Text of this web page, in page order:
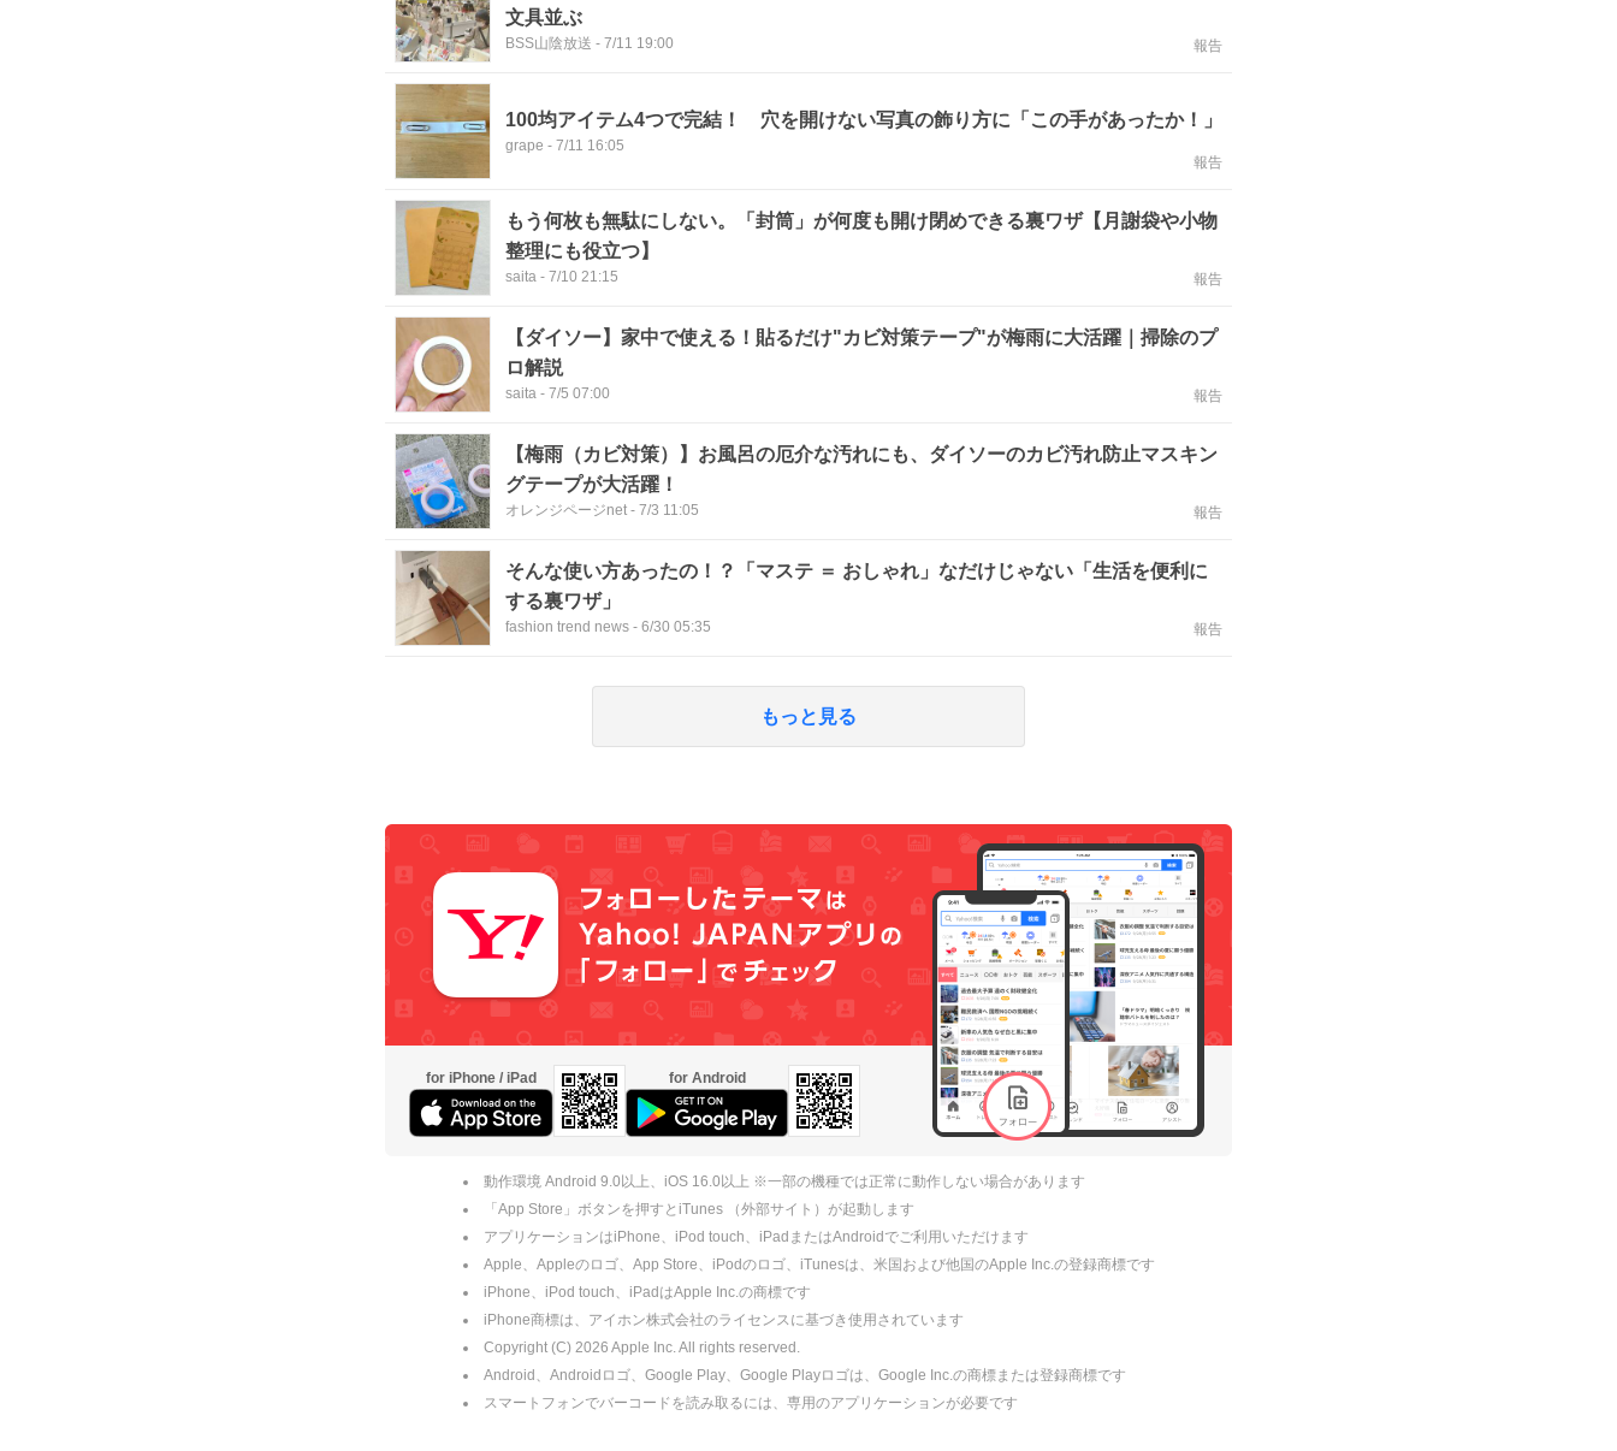
文具並ぶ
BSS山陰放送 - 7/11 19:00 報告
100均アイテム4つで完結！ 穴を開けない写真の飾り方に「この手があったか！」
grape - 7/11 16:05
報告
もう何枚も無駄にしない。「封筒」が何度も開け閉めできる裏ワザ【月謝袋や小物
整理にも役立つ】
saita - 7/10 21:15 報告
【ダイソー】家中で使える！貼るだけ"カビ対策テープ"が梅雨に大活躍｜掃除のプ
ロ解説
saita - 7/5 07:00 報告
【梅雨（カビ対策）】お風呂の厄介な汚れにも、ダイソーのカビ汚れ防止マスキン
グテープが大活躍！
オレンジページnet - 7/3 11:05 報告
そんな使い方あったの！？「マステ ＝ おしゃれ」なだけじゃない「生活を便利に
する裏ワザ」
fashion trend news - 6/30 05:35 報告
もっと見る
for iPhone / iPad for Android
動作環境 Android 9.0以上、iOS 16.0以上 ※一部の機種では正常に動作しない場合があります
「App Store」ボタンを押すとiTunes （外部サイト）が起動します
アプリケーションはiPhone、iPod touch、iPadまたはAndroidでご利用いただけます
Apple、Appleのロゴ、App Store、iPodのロゴ、iTunesは、米国および他国のApple Inc.の登録商標です
iPhone、iPod touch、iPadはApple Inc.の商標です
iPhone商標は、アイホン株式会社のライセンスに基づき使用されています
Copyright (C) 2026 Apple Inc. All rights reserved.
Android、Androidロゴ、Google Play、Google Playロゴは、Google Inc.の商標または登録商標です
スマートフォンでバーコードを読み取るには、専用のアプリケーションが必要です